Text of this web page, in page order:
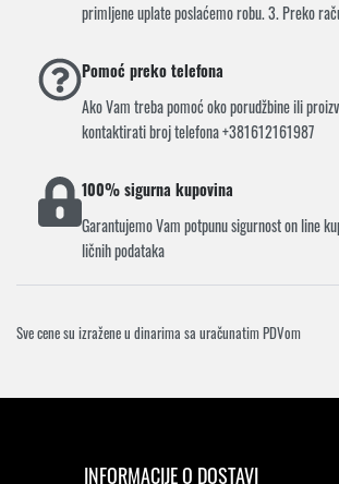
primljene uplate poslaćemo robu. 3. Preko
Pomoć preko telefona
Ako Vam treba pomoć oko porudžbine ili
kontaktirati broj telefona +381612161987
100% sigurna kupovina
Garantujemo Vam potpunu sigurnost on line
ličnih podataka
Sve cene su izražene u dinarima sa uračunatim PDVom
INFORMACIJE O DOSTAVI